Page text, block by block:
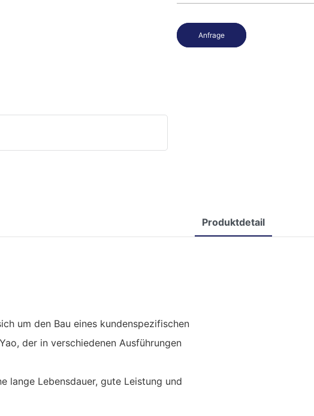
Anfrage
Produktdetail
um den Bau eines kundenspezifischen
der in verschiedenen Ausführungen
lange Lebensdauer, gute Leistung und